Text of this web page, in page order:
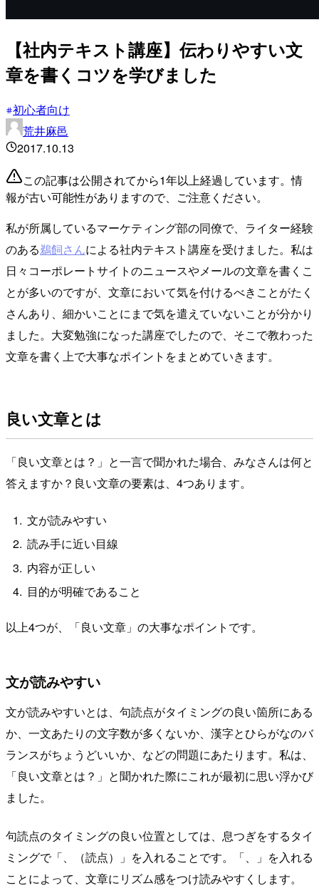
【社内テキスト講座】伝わりやすい文
章を書くコツを学びました
初心者向け
荒井麻邑
2017.10.13
この記事は公開されてから1年以上経過しています。情
報が古い可能性がありますので、ご注意ください。
私が所属しているマーケティング部の同僚で、ライター経験
のある鵜飼さんによる社内テキスト講座を受けました。私は
日々コーポレートサイトのニュースやメールの文章を書くこ
とが多いのですが、文章において気を付けるべきことがたく
さんあり、細かいことにまで気を遣えていないことが分かり
ました。大変勉強になった講座でしたので、そこで教わった
文章を書く上で大事なポイントをまとめていきます。
良い文章とは
「良い文章とは？」と一言で聞かれた場合、みなさんは何と
答えますか？良い文章の要素は、4つあります。
文が読みやすい
読み手に近い目線
内容が正しい
目的が明確であること
以上4つが、「良い文章」の大事なポイントです。
文が読みやすい
文が読みやすいとは、句読点がタイミングの良い箇所にある
か、一文あたりの文字数が多くないか、漢字とひらがなのバ
ランスがちょうどいいか、などの問題にあたります。私は、
「良い文章とは？」と聞かれた際にこれが最初に思い浮かび
ました。
句読点のタイミングの良い位置としては、息つぎをするタイ
ミングで「、（読点）」を入れることです。「、」を入れる
ことによって、文章にリズム感をつけ読みやすくします。